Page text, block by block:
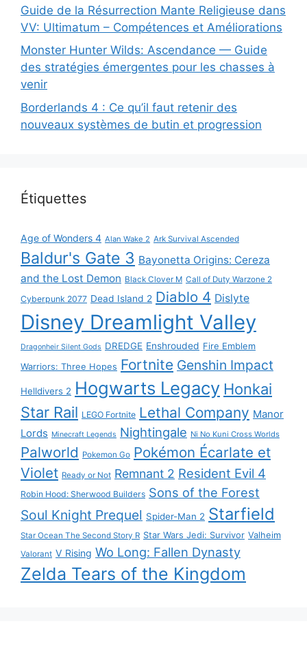
Guide de la Résurrection Mante Religieuse dans
VV: Ultimatum – Compétences et Améliorations
Monster Hunter Wilds: Ascendance — Guide
des stratégies émergentes pour les chasses à
venir
Borderlands 4 : Ce qu’il faut retenir des
nouveaux systèmes de butin et progression
Étiquettes
Age of Wonders 4 Alan Wake 2 Ark Survival Ascended
Baldur's Gate 3 Bayonetta Origins: Cereza
and the Lost Demon Black Clover M Call of Duty Warzone 2
Cyberpunk 2077 Dead Island 2 Diablo 4 Dislyte
Disney Dreamlight Valley
Dragonheir Silent Gods DREDGE Enshrouded Fire Emblem
Warriors: Three Hopes Fortnite Genshin Impact
Helldivers 2 Hogwarts Legacy Honkai
Star Rail LEGO Fortnite Lethal Company Manor
Lords Minecraft Legends Nightingale Ni No Kuni Cross Worlds
Palworld Pokemon Go Pokémon Écarlate et
Violet Ready or Not Remnant 2 Resident Evil 4
Robin Hood: Sherwood Builders Sons of the Forest
Soul Knight Prequel Spider-Man 2 Starfield
Star Ocean The Second Story R Star Wars Jedi: Survivor Valheim
Valorant V Rising Wo Long: Fallen Dynasty
Zelda Tears of the Kingdom